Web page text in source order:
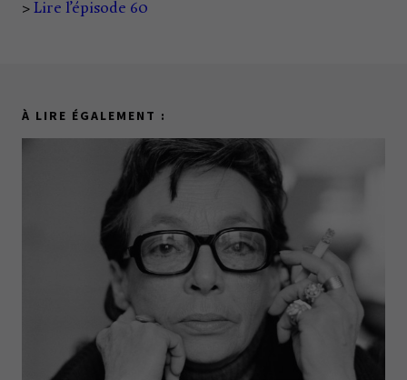
> Lire l’épisode 60
À LIRE ÉGALEMENT :